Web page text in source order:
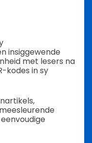
insiggewende
met lesers na
kodes in sy